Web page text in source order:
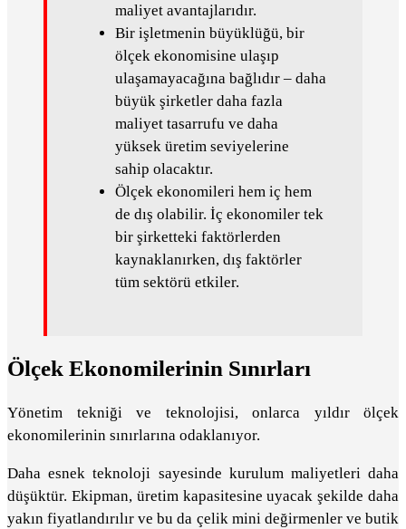
maliyet avantajlarıdır.
Bir işletmenin büyüklüğü, bir
ölçek ekonomisine ulaşıp
ulaşamayacağına bağlıdır – daha
büyük şirketler daha fazla
maliyet tasarrufu ve daha
yüksek üretim seviyelerine
sahip olacaktır.
Ölçek ekonomileri hem iç hem
de dış olabilir. İç ekonomiler tek
bir şirketteki faktörlerden
kaynaklanırken, dış faktörler
tüm sektörü etkiler.
Ölçek Ekonomilerinin Sınırları
Yönetim tekniği ve teknolojisi, onlarca yıldır ölçek
ekonomilerinin sınırlarına odaklanıyor.
Daha esnek teknoloji sayesinde kurulum maliyetleri daha
düşüktür. Ekipman, üretim kapasitesine uyacak şekilde daha
yakın fiyatlandırılır ve bu da çelik mini değirmenler ve butik